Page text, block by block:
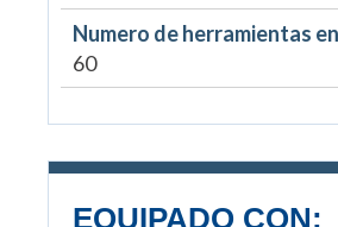
Numero de herramientas
60
EQUIPADO CON: